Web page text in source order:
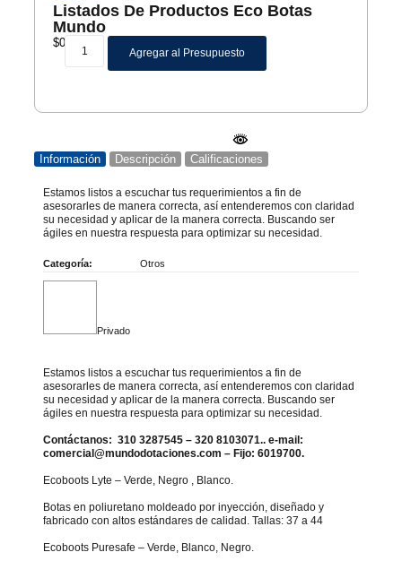
Listados De Productos Eco Botas
Mundo
$0
Agregar al Presupuesto
Información Descripción Calificaciones
Estamos listos a escuchar tus requerimientos a fin de
asesorarles de manera correcta, así entenderemos con claridad
su necesidad y aplicar de la manera correcta. Buscando ser
ágiles en nuestra respuesta para optimizar su necesidad.
Categoría: Otros
Privado
Estamos listos a escuchar tus requerimientos a fin de
asesorarles de manera correcta, así entenderemos con claridad
su necesidad y aplicar de la manera correcta. Buscando ser
ágiles en nuestra respuesta para optimizar su necesidad.
Contáctanos: 310 3287545 – 320 8103071.. e-mail:
comercial@mundodotaciones.com – Fijo: 6019700.
Ecoboots Lyte – Verde, Negro , Blanco.
Botas en poliuretano moldeado por inyección, diseñado y
fabricado con altos estándares de calidad. Tallas: 37 a 44
Ecoboots Puresafe – Verde, Blanco, Negro.